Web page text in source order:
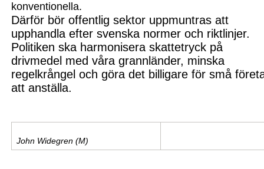
konventionella.
Därför bör offentlig sektor uppmuntras att
upphandla efter svenska normer och riktlinjer.
Politiken ska harmonisera skattetryck på
drivmedel med våra grannländer, minska
regelkrångel och göra det billigare för små
att anställa.
John Widegren (M)